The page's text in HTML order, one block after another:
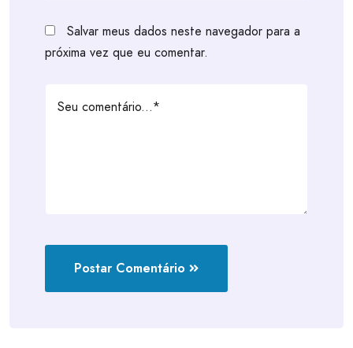
Salvar meus dados neste navegador para a
próxima vez que eu comentar.
Postar Comentário